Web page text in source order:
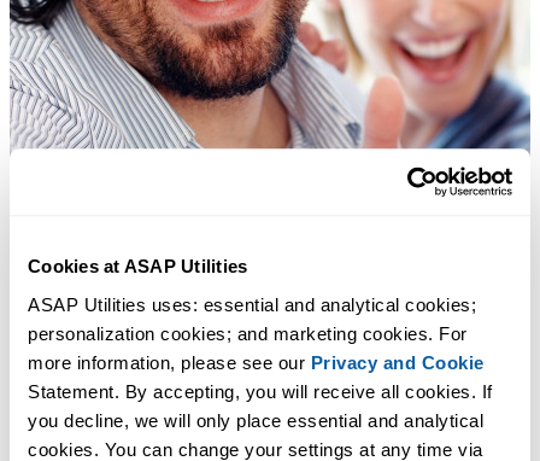
Cookies at ASAP Utilities
ASAP Utilities uses: essential and analytical cookies;
personalization cookies; and marketing cookies. For
more information, please see our Privacy and Cookie
Statement. By accepting, you will receive all cookies. If
you decline, we will only place essential and analytical
cookies. You can change your settings at any time via